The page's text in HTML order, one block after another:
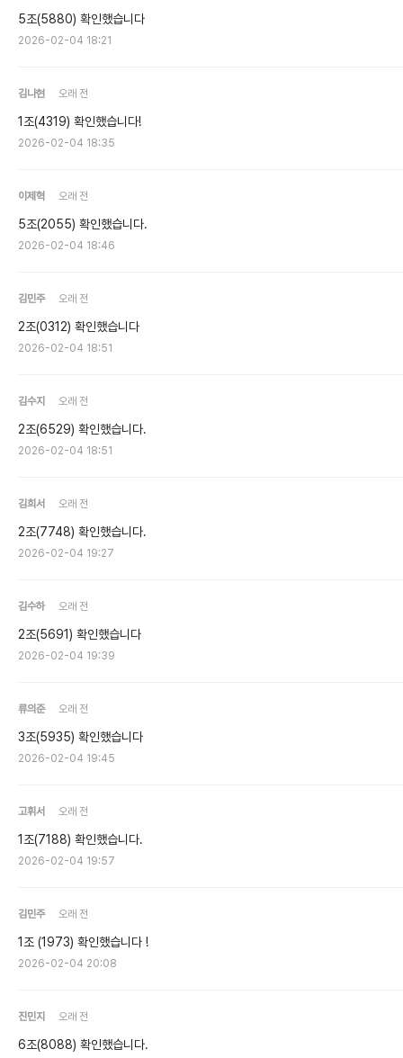
5조(5880) 확인했습니다
2026-02-04 18:21
김나현 오래 전
1조(4319) 확인했습니다!
2026-02-04 18:35
이제혁 오래 전
5조(2055) 확인했습니다.
2026-02-04 18:46
김민주 오래 전
2조(0312) 확인했습니다
2026-02-04 18:51
김수지 오래 전
2조(6529) 확인했습니다.
2026-02-04 18:51
김희서 오래 전
2조(7748) 확인했습니다.
2026-02-04 19:27
김수하 오래 전
2조(5691) 확인했습니다
2026-02-04 19:39
류의준 오래 전
3조(5935) 확인했습니다
2026-02-04 19:45
고휘서 오래 전
1조(7188) 확인했습니다.
2026-02-04 19:57
김민주 오래 전
1조 (1973) 확인했습니다 !
2026-02-04 20:08
진민지 오래 전
6조(8088) 확인했습니다.